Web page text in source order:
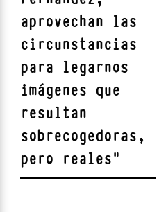
aprovechan las
circunstancias
para legarnos
imágenes que
resultan
sobrecogedoras,
pero reales"